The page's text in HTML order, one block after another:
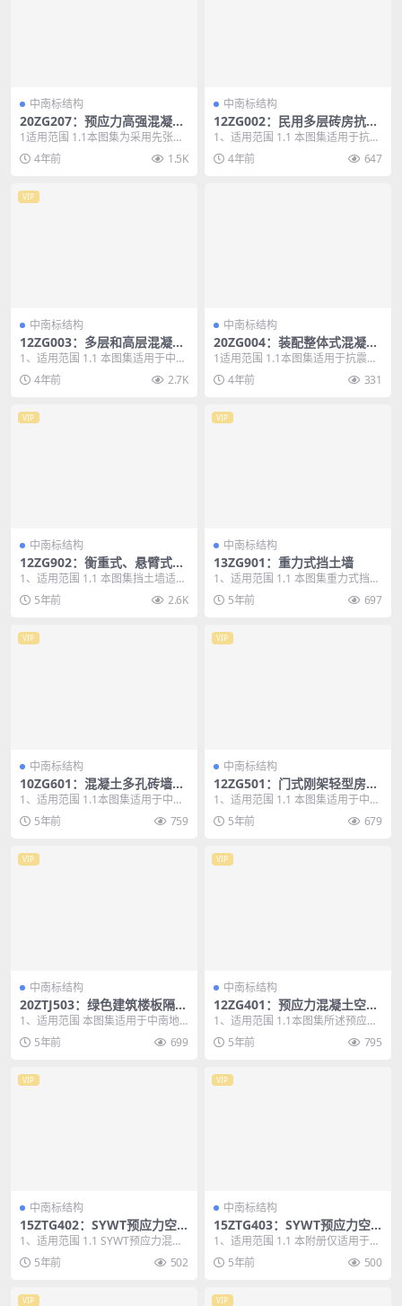
中南标结构
20ZG207：预应力高强混凝土
管桩
1适用范围 1.1本图集为采用先张法
离心混凝土制作工艺的预应力高强
混凝土管桩（代...
4年前 1.5K
中南标结构
12ZG002：民用多层砖房抗震
构造
1、适用范围 1.1 本图集适用于抗震
设防烈度为6、7、8度地区的民用
多层砖房。...
4年前 647
VIP
中南标结构
12ZG003：多层和高层混凝土
房屋结构抗震构造
1、适用范围 1.1 本图集适用于中南
地区抗震设防烈度为6、7、8度的
地区。当建...
4年前 2.7K
中南标结构
20ZG004：装配整体式混凝土
叠合剪力墙结构构造
1适用范围 1.1本图集适用于抗震设
防烈度小于等于8度（0.20g）地区
的新建、...
4年前 331
VIP
中南标结构
12ZG902：衡重式、悬臂式、
扶壁式挡土墙
1、适用范围 1.1 本图集挡土墙适用
于一般岩土地基的建（构）筑物场
地和道路（包...
5年前 2.6K
VIP
中南标结构
13ZG901：重力式挡土墙
1、适用范围 1.1 本图集重力式挡土
墙适用于非抗震设防区及抗震设防
烈度为6、7...
5年前 697
VIP
中南标结构
10ZG601：混凝土多孔砖墙体
结构构造
1、适用范围 1.1本图集适用于中南
地区非抗震设防区及抗震设防烈度6
~8度地区的...
5年前 759
VIP
中南标结构
12ZG501：门式刚架轻型房屋
钢结构
1、适用范围 1.1 本图集适用于中南
地区非抗震设防区及抗震设防烈度
为6、7度及...
5年前 679
VIP
中南标结构
20ZTJ503：绿色建筑楼板隔声
构造
1、适用范围 本图集适用于中南地
区新建、改建和扩建的民用建筑工
程绿色建筑设计的楼...
5年前 699
VIP
中南标结构
12ZG401：预应力混凝土空心
板
1、适用范围 1.1本图集所述预应力
混凝土空心板适用于非抗震设防地
区一般工业与民...
5年前 795
VIP
中南标结构
15ZTG402：SYWT预应力空
心叠合板
1、适用范围 1.1 SYWT预应力混凝
土空心叠合板(简称叠合板)适用于抗
震设防...
5年前 502
VIP
中南标结构
15ZTG403：SYWT预应力空
心叠合板附册
1、适用范围 1.1 本附册仅适用于SY
NWETEO注册商标的SYWT叠合板
与J...5年前 500
VIP VIP